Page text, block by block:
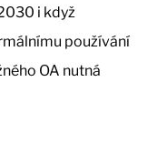
i když
používání
OA nutná